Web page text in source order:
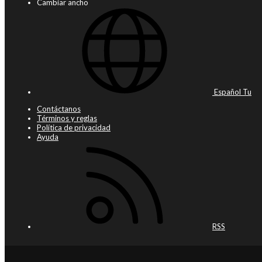
Cambiar ancho
Español Tu
Contáctanos
Términos y reglas
Política de privacidad
Ayuda
RSS